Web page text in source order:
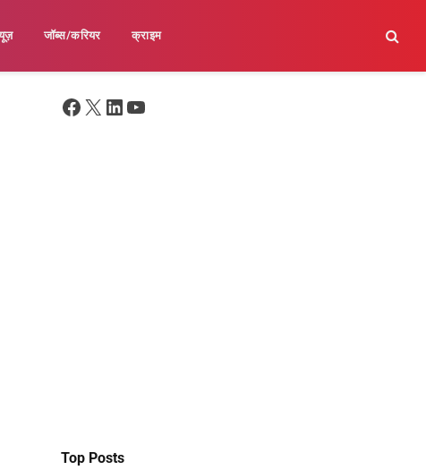
जॉब्स/करियर क्राइम
Facebook
X LinkedIn
YouTube
Top Posts